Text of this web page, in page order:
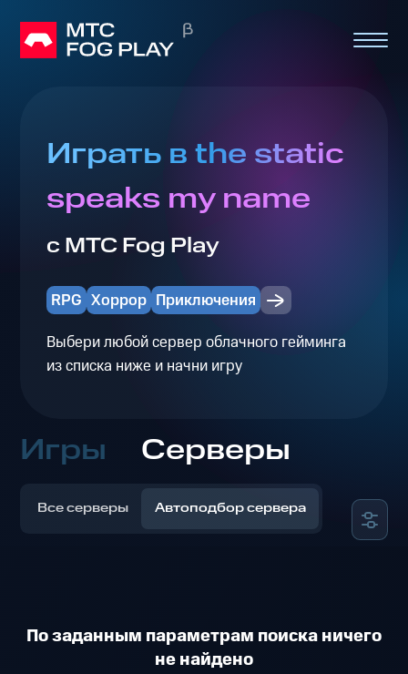
Играть в the static
speaks my name
с МТС Fog Play
RPG Хоррор Приключения
Выбери любой сервер облачного гейминга
из списка ниже и начни игру
Игры Серверы
Все серверы Автоподбор сервера
По заданным параметрам поиска ничего
не найдено